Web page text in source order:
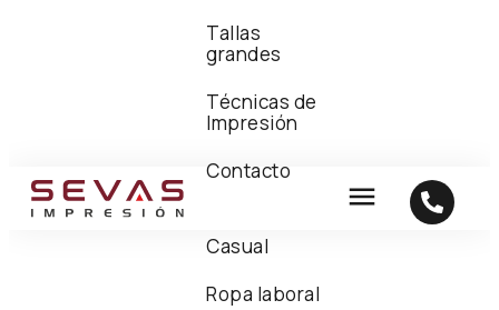
Tallas
grandes
Técnicas de
Impresión
Contacto
Casual
Ropa laboral